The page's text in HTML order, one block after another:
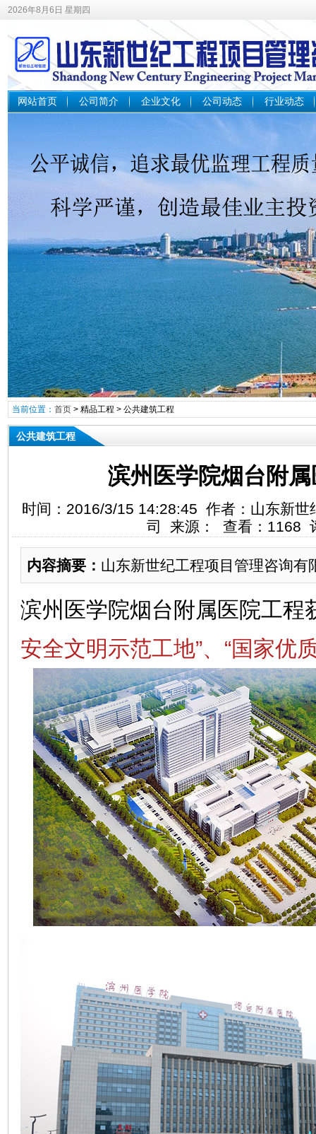
2026年8月6日 星期四
网站首页 公司简介 企业文化 公司动态 行业动态
当前位置： 首页> 精品工程 > 公共建筑工程
公共建筑工程
滨州医学院烟台附
时间：2016/3/15 14:28:45 作者：山东新世
司 来源： 查看：1168
内容摘要： 山东新世纪工程项目管理咨询有
滨州医学院烟台附属医院工程
安全文明示范工地”、“国家优